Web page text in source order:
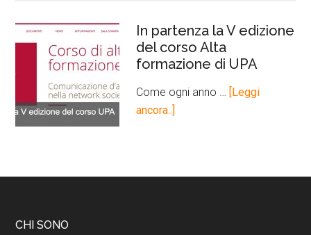
In partenza la V edizione
del corso Alta
formazione di UPA
Come ogni anno … [Leggi
ancora..]
CHI SONO